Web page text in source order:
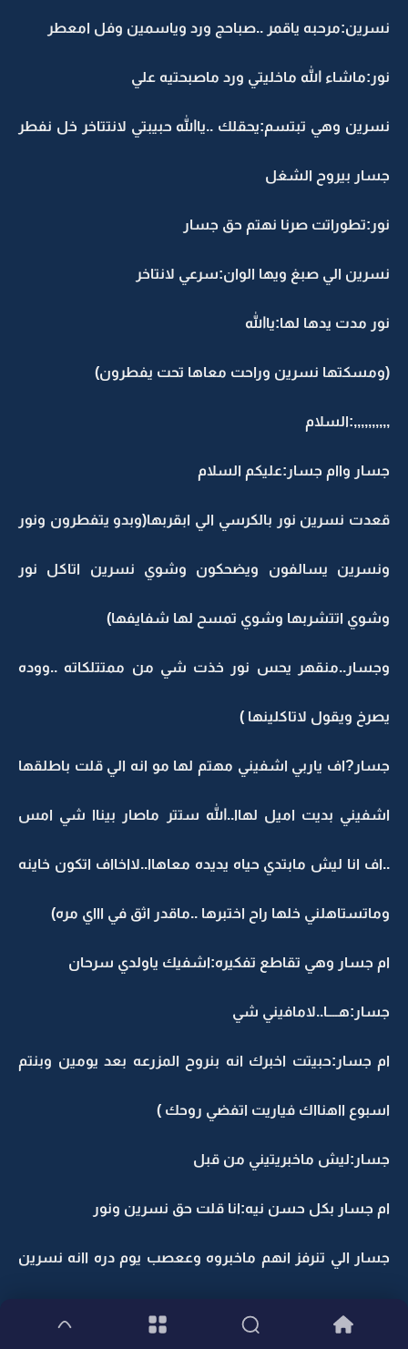
نسرين:مرحبه ياقمر ..صباحج ورد وياسمين وفل امعطر
نور:ماشاء الله ماخليتي ورد ماصبحتيه علي
نسرين وهي تبتسم:يحقلك ..ياالله حبيبتي لانتتاخر خل نفطر
جسار بيروح الشغل
نور:تطوراتت صرنا نهتم حق جسار
نسرين الي صبغ ويها الوان:سرعي لانتاخر
نور مدت يدها لها:ياالله
(ومسكتها نسرين وراحت معاها تحت يفطرون)
,,,,,,,,,,:السلام
جسار واام جسار:عليكم السلام
قعدت نسرين نور بالكرسي الي ابقربها(وبدو يتفطرون ونور
ونسرين يسالفون ويضحكون وشوي نسرين اتاكل نور
وشوي اتتشربها وشوي تمسح لها شفايفها)
وجسار..منقهر يحس نور خذت شي من ممتتلكاته ..ووده
يصرخ ويقول لاتاكلينها )
جسار?اف ياربي اشفيني مهتم لها مو انه الي قلت باطلقها
اشفيني بديت اميل لهاا..الله ستتر ماصار بيناا شي امس
..اف انا ليش مابتدي حياه يديده معاهاا..لااخااف اتكون خاينه
وماتستاهلني خلها راح اختبرها ..ماقدر اثق في اااي مره)
ام جسار وهي تقاطع تفكيره:اشفيك ياولدي سرحان
جسار:هــــا..لامافيني شي
ام جسار:حبيتت اخبرك انه بنروح المزرعه بعد يومين وبنتم
اسبوع ااهنااك فياريت اتفضي روحك )
جسار:ليش ماخبريتيني من قبل
ام جسار بكل حسن نيه:انا قلت حق نسرين ونور
جسار الي تنرفز انهم ماخبروه وععصب يوم دره اانه نسرين